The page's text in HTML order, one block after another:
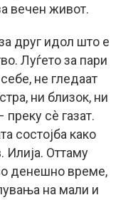
вечен живот.
друг идол што е
Луѓето за пари
не гледаат
ни близок, ни
сè газат.
состојба како
Илија. Оттаму
денешно време,
на мали и